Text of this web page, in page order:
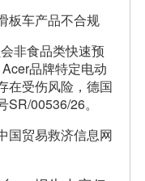
板车产品不合规
非食品类快速预
品牌特定电动
在受伤风险，德国
00536/26。
国贸易救济信息网